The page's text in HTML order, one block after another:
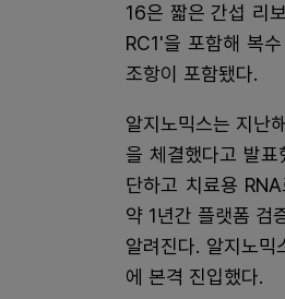
16은 짧은 간섭 리
RC1'을 포함해 복
조항이 포함됐다.
알지노믹스는 지난
을 체결했다고 발
단하고 치료용
약 1년간 플랫폼 검
알려진다. 알지노믹
에 본격 진입했다.